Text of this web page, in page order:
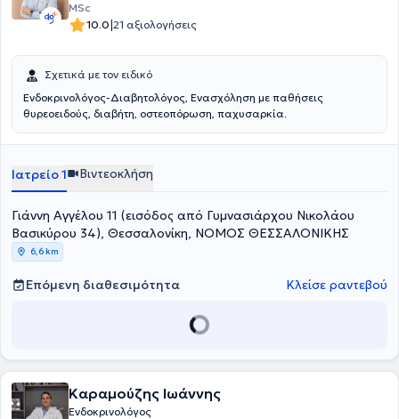
MSc
10.0|21 αξιολογήσεις
Σχετικά με τον ειδικό
Ενδοκρινολόγος-Διαβητολόγος, Ενασχόληση με παθήσεις
θυρεοειδούς, διαβήτη, οστεοπόρωση, παχυσαρκία.
Ιατρείο 1 Βιντεοκλήση
Γιάννη Αγγέλου 11 (εισόδος από Γυμνασιάρχου Νικολάου
Βασικύρου 34), Θεσσαλονίκη, ΝΟΜΟΣ ΘΕΣΣΑΛΟΝΙΚΗΣ
6,6 km
Επόμενη διαθεσιμότητα Κλείσε ραντεβού
Καραμούζης Ιωάννης
Ενδοκρινολόγος